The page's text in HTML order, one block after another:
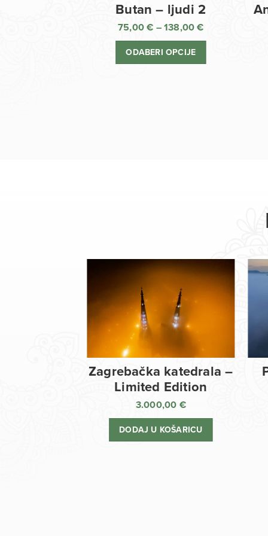
Butan – ljudi 2
75,00€ – 138,00€
ODABERI OPCIJE
Zagrebačka katedrala –
Limited Edition
3.000,00 €
DODAJ U KOŠARICU